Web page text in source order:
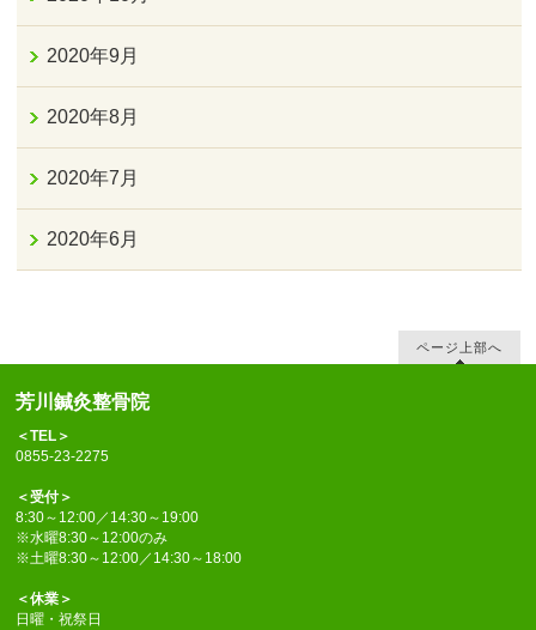
2020年9月
2020年8月
2020年7月
2020年6月
ページ上部へ
芳川鍼灸整骨院
＜TEL＞
0855-23-2275
＜受付＞
8:30～12:00／14:30～19:00
※水曜8:30～12:00のみ
※土曜8:30～12:00／14:30～18:00
＜休業＞
日曜・祝祭日